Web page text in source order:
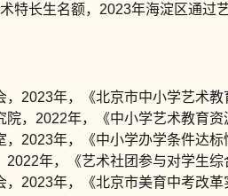
特长生名额，2023年海淀区通过
，2023年，《北京市中小学艺术教
院，2022年，《中小学艺术教育资
，2023年，《中小学办学条件达标
2022年，《艺术社团参与对学生综
，2023年，《北京市美育中考改革